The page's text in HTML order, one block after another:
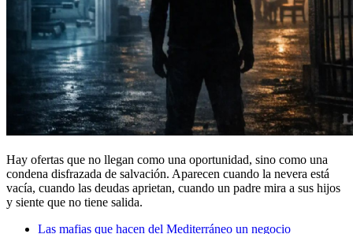
Hay ofertas que no llegan como una oportunidad, sino como una
condena disfrazada de salvación. Aparecen cuando la nevera está
vacía, cuando las deudas aprietan, cuando un padre mira a sus hijos
y siente que no tiene salida.
Las mafias que hacen del Mediterráneo un negocio